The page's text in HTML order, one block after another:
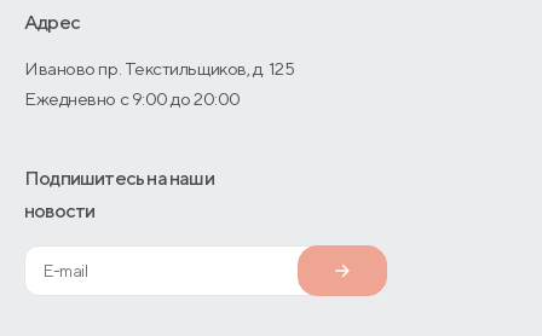
О производстве
Адрес
Иваново пр. Текстильщиков, д. 125
Ежедневно с 9:00 до 20:00
Подпишитесь на наши
новости